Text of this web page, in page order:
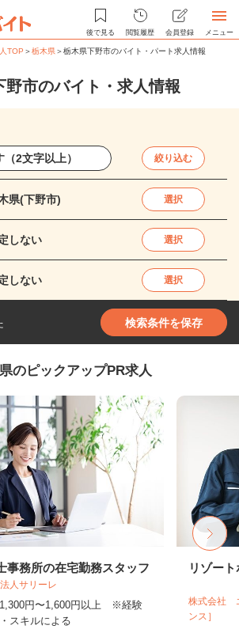
後で見る 閲覧履歴 会員登録 メニュー
TOP ＞栃木県＞栃木県下野市のバイト・パート求人情報
野市のバイト・求人情報
絞り込む
県(下野市) 選択
しない 選択
しない 選択
検索条件を保存
のピックアップPR求人
事務所の在宅勤務スタッフ
人サリーレ
円〜1,600円以上 ※経験
スキルによる
リゾー
株式会社
ンス］